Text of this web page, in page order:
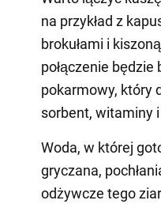
na przykład z
brokułami i
połączenie będzie
pokarmowy, który
sorbent, witaminy i
Woda, w której
gryczana,
odżywcze tego